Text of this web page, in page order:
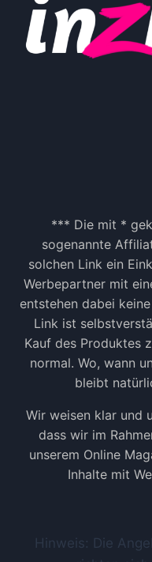
*** Die mit *
sogenannte
solchen Link ein
Werbepartner mit
entstehen dabei
Link ist
Kauf des Produktes
normal. Wo, wann
bleibt
Wir weisen klar und
dass wir im
unserem Online
Inhalte mit
Hinweis: Die